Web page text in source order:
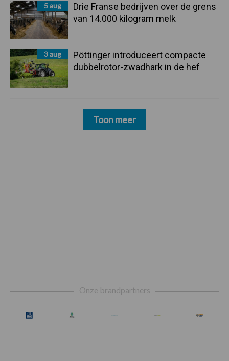
5 aug
Drie Franse bedrijven over de grens
van 14.000 kilogram melk
3 aug
Pöttinger introduceert compacte
dubbelrotor-zwadhark in de hef
Toon meer
Onze brandpartners